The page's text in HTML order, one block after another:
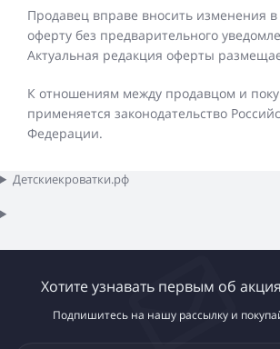
Продавец вправе вносить изменения
оферту без предварительного
Актуальная редакция оферты
К отношениям между продавцом и
применяется законодательство
Федерации.
Детскиекроватки.рф
Хотите узнавать первым об
Подпишитесь на нашу рассылку и